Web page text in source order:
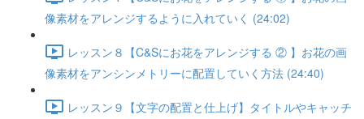
像素材をアレンジするように入れていく (24:02)
レッスン８【C&Sにお花をアレンジする ② 】お花の画
像素材をアンシンメトリーに配置していく方法 (24:40)
レッスン９【文字の配置と仕上げ】タイトルやキャッチ